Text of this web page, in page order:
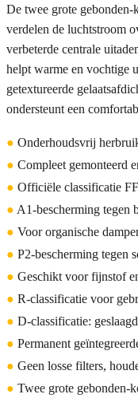
De twee grote
verdelen de luchtstroom
verbeterde centrale
helpt warme en vochtige
getextureerde
ondersteunt een
● Onderhoudsvrij
● Compleet gemonteerd
● Officiële classificatie
● A1-bescherming tegen
● Voor organische
● P2-bescherming tegen
● Geschikt voor fijnstof
● R-classificatie voor
● D-classificatie:
● Permanent
● Geen losse filters,
● Twee grote gebonden-